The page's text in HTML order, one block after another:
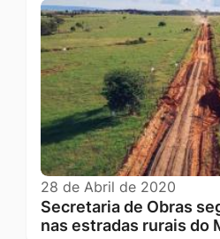
28 de Abril de 2020
Secretaria de Obras
nas estradas rurais do